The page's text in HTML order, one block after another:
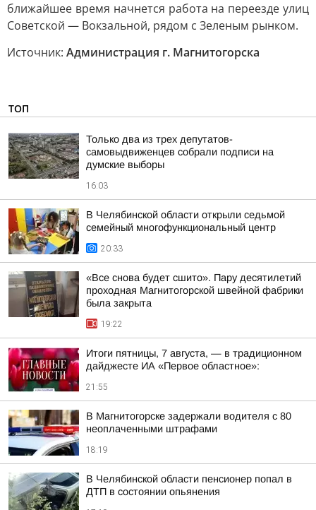
ближайшее время начнется работа на переезде улиц
Советской — Вокзальной, рядом с Зеленым рынком.
Источник: Администрация г. Магнитогорска
ТОП
Только два из трех депутатов-
самовыдвиженцев собрали подписи на
думские выборы
16:03
В Челябинской области открыли седьмой
семейный многофункциональный центр
20:33
«Все снова будет сшито». Пару десятилетий
проходная Магнитогорской швейной фабрики
была закрыта
19:22
Итоги пятницы, 7 августа, — в традиционном
дайджесте ИА «Первое областное»:
21:55
В Магнитогорске задержали водителя с 80
неоплаченными штрафами
18:19
В Челябинской области пенсионер попал в
ДТП в состоянии опьянения